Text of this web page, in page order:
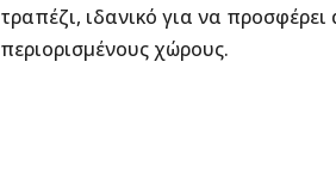
τραπέζι, ιδανικό για να
περιορισμένους χώρους.